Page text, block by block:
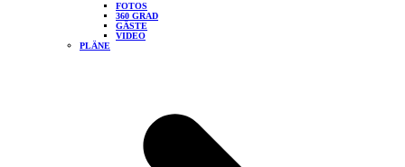
FOTOS
360 GRAD
GÄSTE
VIDEO
PLÄNE